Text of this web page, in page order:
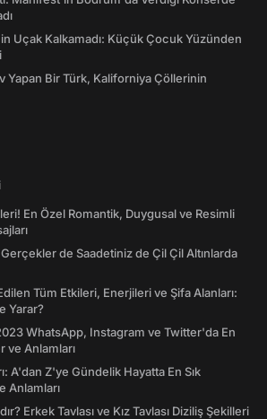
Uçak Kalkamadı: Küçük Çocuk Yüzünden
Yapan Bir Türk, Kaliforniya Çöllerinin
En Özel Romantik, Duygusal ve Resimli
de Saadetiniz de Çil Çil Altınlarda
Tüm Etkileri, Enerjileri ve Şifa Alanları:
Yarar?
WhatsApp, Instagram ve Twitter'da En
ve Anlamları
A'dan Z'ye Gündelik Hayatta En Sık
Anlamları
Erkek Tavlası ve Kız Tavlası Diziliş Şekilleri